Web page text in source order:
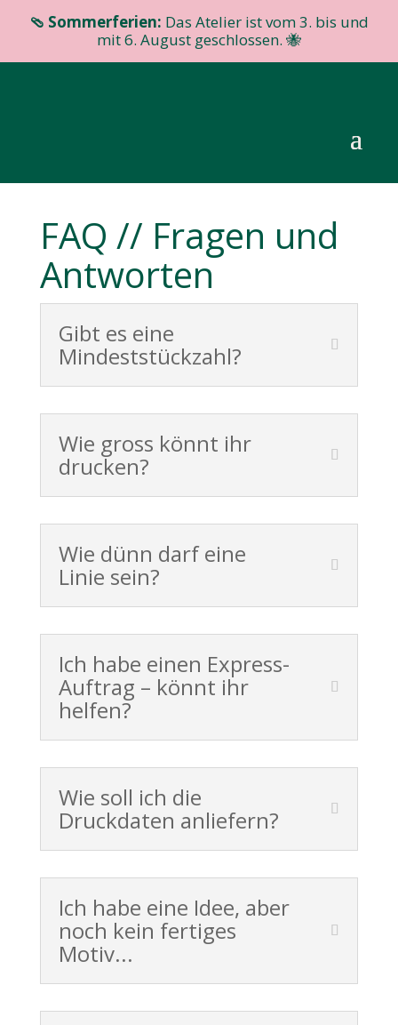
🩴 Sommerferien: Das Atelier ist vom 3. bis und
mit 6. August geschlossen. 🐝
FAQ // Fragen und
Antworten
Gibt es eine
Mindeststückzahl?
Wie gross könnt ihr
drucken?
Wie dünn darf eine
Linie sein?
Ich habe einen Express-
Auftrag – könnt ihr
helfen?
Wie soll ich die
Druckdaten anliefern?
Ich habe eine Idee, aber
noch kein fertiges
Motiv...